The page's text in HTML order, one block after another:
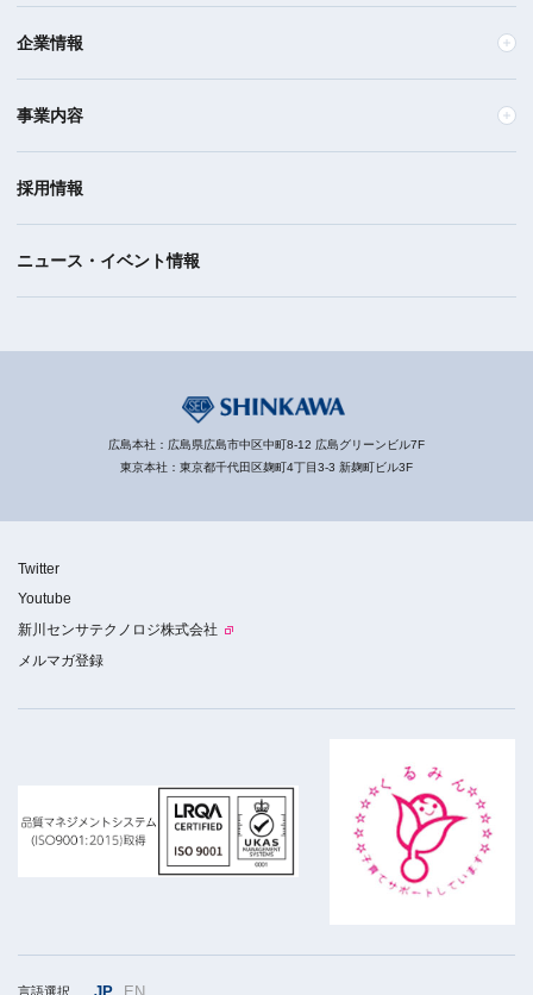
企業情報
事業内容
採用情報
ニュース・イベント情報
広島本社：広島県広島市中区中町8-12 広島グリーンビル7F
東京本社：東京都千代田区麹町4丁目3-3 新麹町ビル3F
Twitter
Youtube
新川センサテクノロジ株式会社
メルマガ登録
言語選択